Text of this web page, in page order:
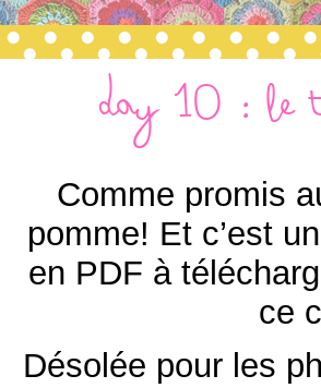
Day 10 :
Comme promis
pomme! Et c’est
en PDF à
ce
Désolée pour les